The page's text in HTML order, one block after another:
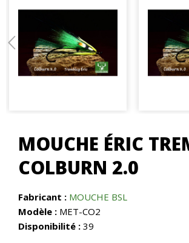
MOUCHE ÉRIC
COLBURN 2.0
Fabricant : MOUCHE BSL
Modèle : MET-CO2
Disponibilité : 39